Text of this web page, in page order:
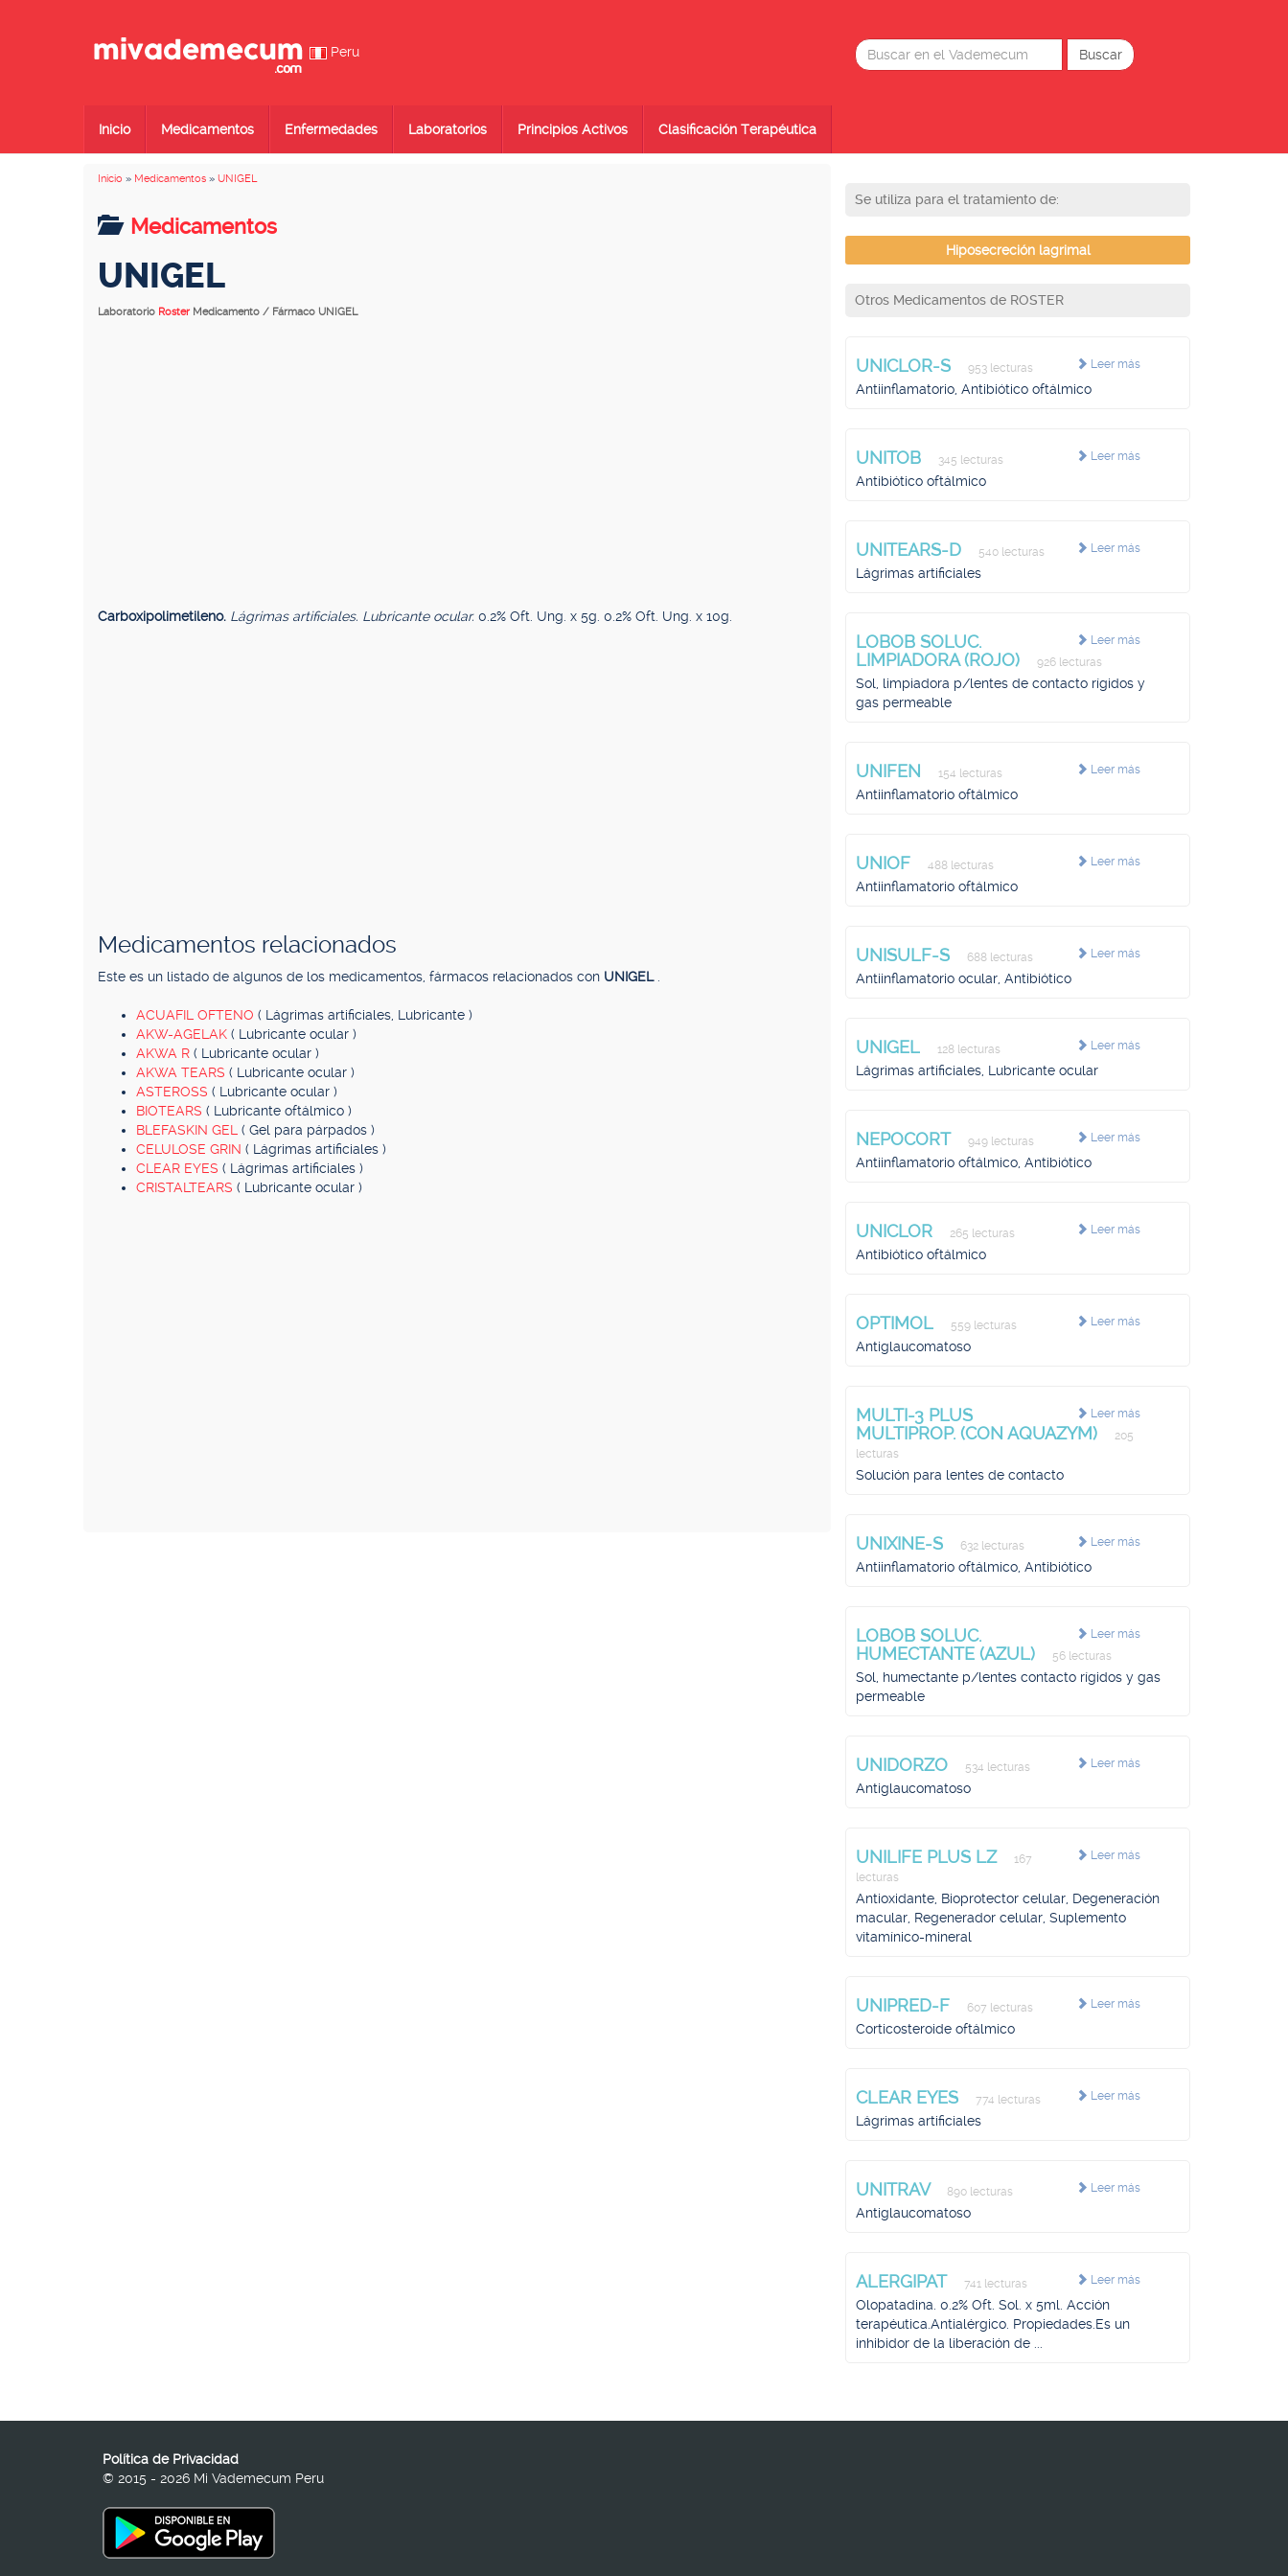
Peru
Inicio Medicamentos Enfermedades Laboratorios Principios Activos Clasificación Terapéutica
Inicio » Medicamentos » UNIGEL
Medicamentos
UNIGEL
Laboratorio Roster Medicamento / Fármaco UNIGEL
Carboxipolimetileno. Lágrimas artificiales. Lubricante ocular. 0.2% Oft. Ung. x 5g. 0.2% Oft. Ung. x 10g.
Medicamentos relacionados
Este es un listado de algunos de los medicamentos, fármacos relacionados con UNIGEL
ACUAFIL OFTENO ( Lágrimas artificiales, Lubricante )
AKW-AGELAK ( Lubricante ocular )
AKWA R ( Lubricante ocular )
AKWA TEARS ( Lubricante ocular )
ASTEROSS ( Lubricante ocular )
BIOTEARS ( Lubricante oftálmico )
BLEFASKIN GEL ( Gel para párpados )
CELULOSE GRIN ( Lágrimas artificiales )
CLEAR EYES ( Lágrimas artificiales )
CRISTALTEARS ( Lubricante ocular )
Se utiliza para el tratamiento de:
Hiposecreción lagrimal
Otros Medicamentos de ROSTER
Leer más
UNICLOR-S 953 lecturas
Antiinflamatorio, Antibiótico oftálmico
Leer más
UNITOB 345 lecturas
Antibiótico oftálmico
Leer más
UNITEARS-D 540 lecturas
Lágrimas artificiales
Leer más
LOBOB SOLUC.
LIMPIADORA (ROJO)
926 lecturas
Sol, limpiadora p/lentes de contacto rígidos y
gas permeable
Leer más
UNIFEN 154 lecturas
Antiinflamatorio oftálmico
Leer más
UNIOF 488 lecturas
Antiinflamatorio oftálmico
Leer más
UNISULF-S 688 lecturas
Antiinflamatorio ocular, Antibiótico
Leer más
UNIGEL 128 lecturas
Lágrimas artificiales, Lubricante ocular
Leer más
NEPOCORT 949 lecturas
Antiinflamatorio oftálmico, Antibiótico
Leer más
UNICLOR 265 lecturas
Antibiótico oftálmico
Leer más
OPTIMOL 559 lecturas
Antiglaucomatoso
Leer más
MULTI-3 PLUS
MULTIPROP. (CON AQUAZYM)
205
lecturas
Solución para lentes de contacto
Leer más
UNIXINE-S 632 lecturas
Antiinflamatorio oftálmico, Antibiótico
Leer más
LOBOB SOLUC.
HUMECTANTE (AZUL)
56 lecturas
Sol, humectante p/lentes contacto rígidos y gas
permeable
Leer más
UNIDORZO 534 lecturas
Antiglaucomatoso
Leer más
UNILIFE PLUS LZ
167
lecturas
Antioxidante, Bioprotector celular, Degeneración
macular, Regenerador celular, Suplemento
vitamínico-mineral
Leer más
UNIPRED-F 607 lecturas
Corticosteroide oftálmico
Leer más
CLEAR EYES 774 lecturas
Lágrimas artificiales
Leer más
UNITRAV 890 lecturas
Antiglaucomatoso
Leer más
ALERGIPAT 741 lecturas
Olopatadina. 0.2% Oft. Sol. x 5ml. Acción
terapéutica.Antialérgico. Propiedades.Es un
inhibidor de la liberación de ...
Política de Privacidad
© 2015 - 2026 Mi Vademecum Peru